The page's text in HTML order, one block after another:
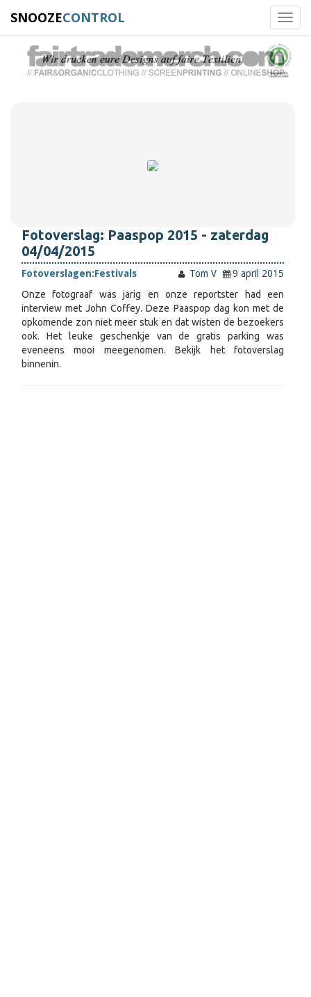
SNOOZECONTROL
Fotoverslag: Paaspop 2015 - zaterdag
04/04/2015
Fotoverslagen:Festivals Tom V
9 april 2015
Onze fotograaf was jarig en onze reportster had een
interview met John Coffey. Deze Paaspop dag kon met de
opkomende zon niet meer stuk en dat wisten de bezoekers
ook. Het leuke geschenkje van de gratis parking was
eveneens mooi meegenomen. Bekijk het fotoverslag
binnenin.